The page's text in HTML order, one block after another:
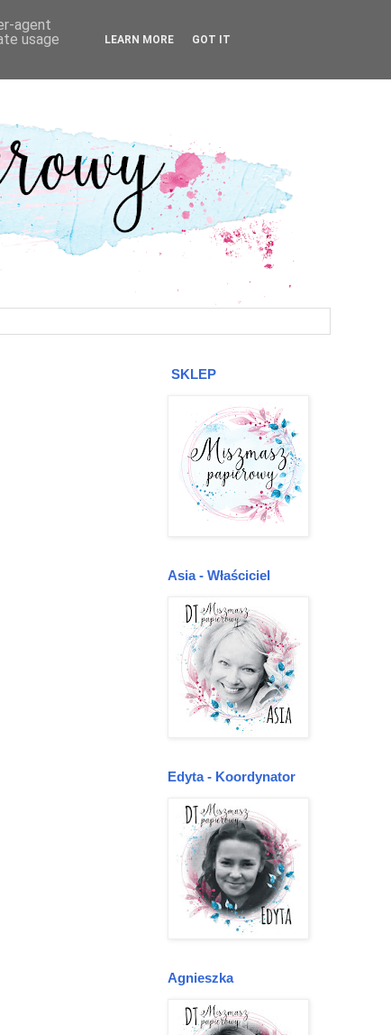
SKLEP
Asia - Właściciel
Edyta - Koordynator
Agnieszka
agent
usage
LEARN MORE GOT IT